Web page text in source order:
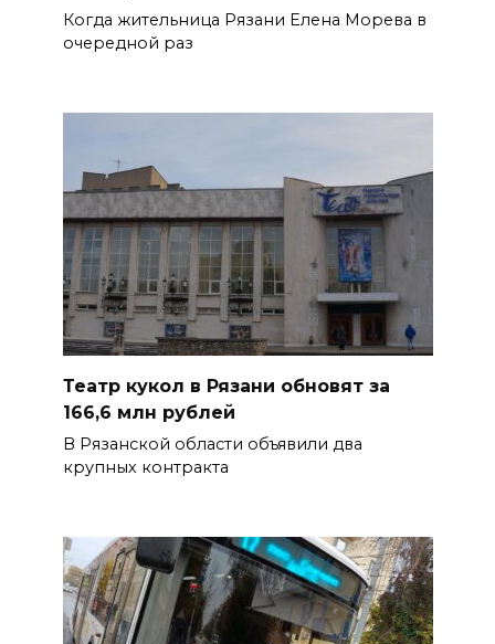
Когда жительница Рязани Елена Морева в
очередной раз
Театр кукол в Рязани обновят за
166,6 млн рублей
В Рязанской области объявили два
крупных контракта